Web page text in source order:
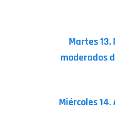
Martes
moderados
Miércoles